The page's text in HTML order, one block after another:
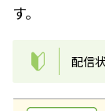
す。
配信